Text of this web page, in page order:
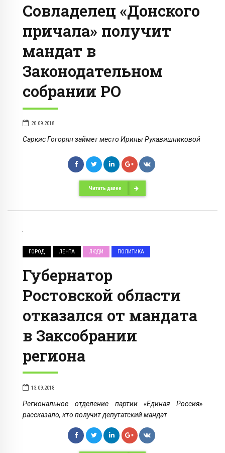
Совладелец «Донского
причала» получит
мандат в
Законодательном
собрании РО
20.09.2018
Саркис Гогорян займет место Ирины Рукавишниковой
Читать далее
ГОРОД ЛЕНТА ЛЮДИ ПОЛИТИКА
Губернатор
Ростовской области
отказался от мандата
в Заксобрании
региона
13.09.2018
Региональное отделение партии «Единая Россия»
рассказало, кто получит депутатский мандат